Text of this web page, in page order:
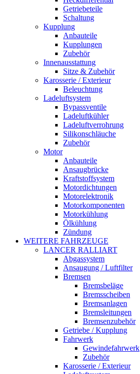
Getriebeteile
Schaltung
Kupplung
Anbauteile
Kupplungen
Zubehör
Innenausstattung
Sitze & Zubehör
Karosserie / Exterieur
Beleuchtung
Ladeluftsystem
Bypassventile
Ladeluftkühler
Ladeluftverrohrung
Silikonschläuche
Zubehör
Motor
Anbauteile
Ansaugbrücke
Kraftstoffsystem
Motordichtungen
Motorelektronik
Motorkomponenten
Motorkühlung
Ölkühlung
Zündung
WEITERE FAHRZEUGE
LANCER RALLIART
Abgassystem
Ansaugung / Luftfilter
Bremsen
Bremsbeläge
Bremsscheiben
Bremsanlagen
Bremsleitungen
Bremsenzubehör
Getriebe / Kupplung
Fahrwerk
Gewindefahrwerk
Zubehör
Karosserie / Exterieur